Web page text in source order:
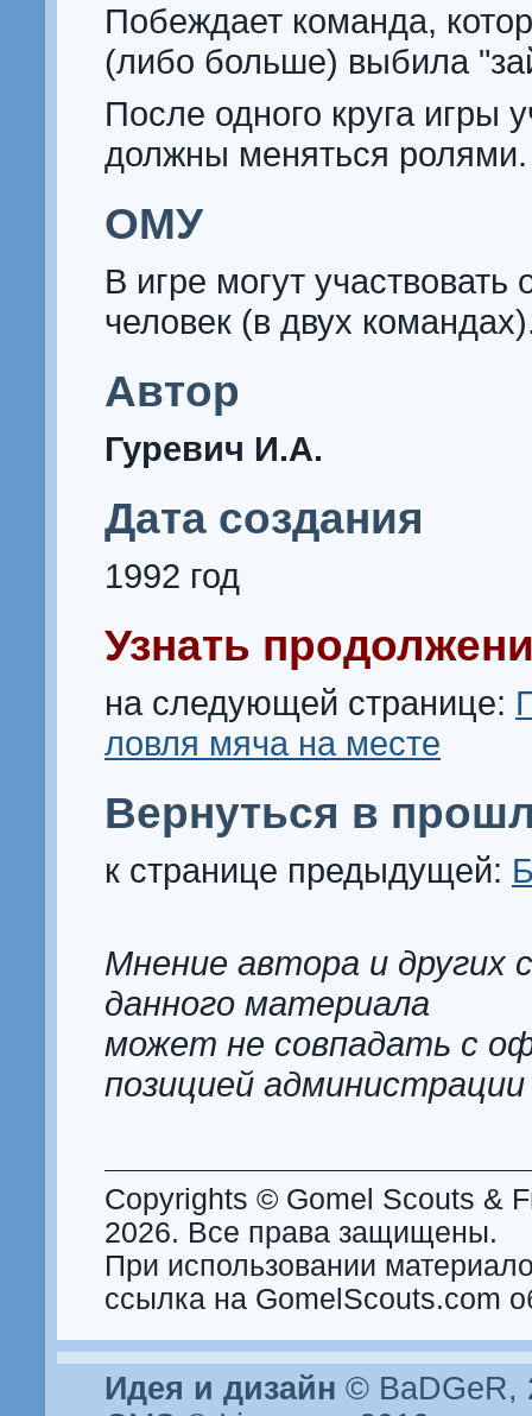
Побеждает команда,
(либо больше) выбила
После одного круга игры
должны меняться ролями.
ОМУ
В игре могут участвовать
человек (в двух
Автор
Гуревич И.А.
Дата создания
1992 год
Узнать
на следующей странице:
ловля мяча на месте
Вернуться в
к странице предыдущей:
Мнение автора и других
данного материала
может не совпадать с
позицией
Copyrights © Gomel Scouts &
2026. Все права защищены.
При использовании
ссылка на GomelScouts.com
Идея и дизайн © BaDGeR,